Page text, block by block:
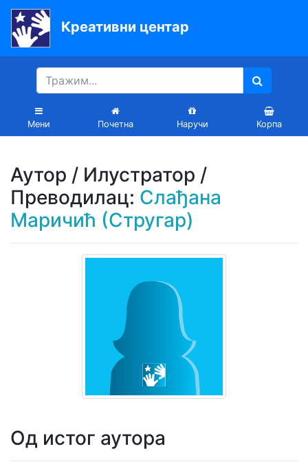
Креативни центар
Мени Почетна Наручи Корпа
Почетна
Књиге
Уџбеници
вртиће
Лектира
Акције
Аутор / Илустратор /
Преводилац: Слађана
Маричић (Стругар)
Од истог аутора